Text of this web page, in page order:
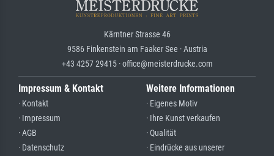
Kärntner Strasse 46
9586 Finkenstein am Faaker See · Austria
+43 4257 29415 · office@meisterdrucke.com
Impressum & Kontakt
· Kontakt
· Impressum
· AGB
· Datenschutz
Weitere Informationen
· Eigenes Motiv
· Ihre Kunst verkaufen
· Qualität
· Eindrücke aus unserer